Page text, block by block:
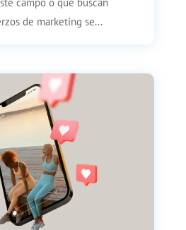
de marketing se...